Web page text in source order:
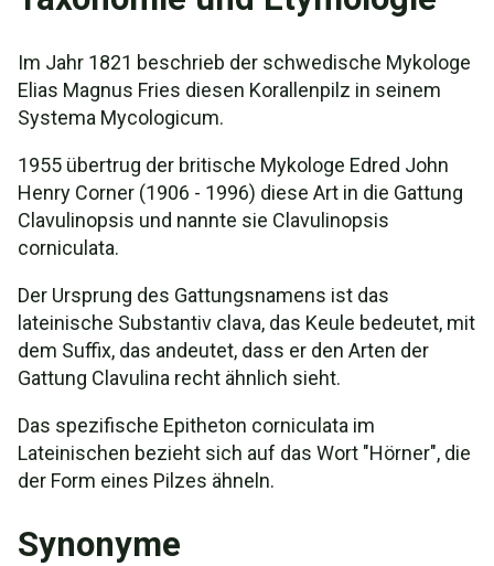
Im Jahr 1821 beschrieb der schwedische Mykologe
Elias Magnus Fries diesen Korallenpilz in seinem
Systema Mycologicum.
1955 übertrug der britische Mykologe Edred John
Henry Corner (1906 - 1996) diese Art in die Gattung
Clavulinopsis und nannte sie Clavulinopsis
corniculata.
Der Ursprung des Gattungsnamens ist das
lateinische Substantiv clava, das Keule bedeutet, mit
dem Suffix, das andeutet, dass er den Arten der
Gattung Clavulina recht ähnlich sieht.
Das spezifische Epitheton corniculata im
Lateinischen bezieht sich auf das Wort "Hörner", die
der Form eines Pilzes ähneln.
Synonyme